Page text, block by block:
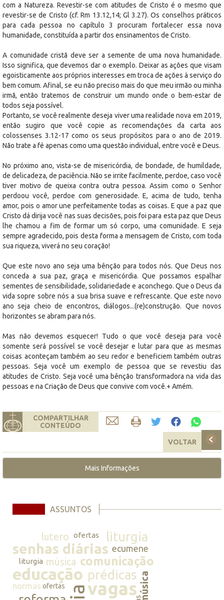
com a Natureza. Revestir-se com atitudes de Cristo é o mesmo que
revestir-se de Cristo (cf. Rm 13.12,14; Gl 3.27). Os conselhos práticos
para cada pessoa no capítulo 3 procuram fortalecer essa nova
humanidade, constituída a partir dos ensinamentos de Cristo.
A comunidade cristã deve ser a semente de uma nova humanidade.
Isso significa, que devemos dar o exemplo. Deixar as ações que visam
egoisticamente aos próprios interesses em troca de ações à serviço do
bem comum. Afinal, se eu não preciso mais do que meu irmão ou minha
irmã, então tratemos de construir um mundo onde o bem-estar de
todos seja possível.
Portanto, se você realmente deseja viver uma realidade nova em 2019,
então sugiro que você copie as recomendações da carta aos
colossenses 3.12-17 como os seus propósitos para o ano de 2019.
Não trate a fé apenas como uma questão individual, entre você e Deus.
No próximo ano, vista-se de misericórdia, de bondade, de humildade,
de delicadeza, de paciência. Não se irrite facilmente, perdoe, caso você
tiver motivo de queixa contra outra pessoa. Assim como o Senhor
perdoou você, perdoe com generosidade. E, acima de tudo, tenha
amor, pois o amor une perfeitamente todas as coisas. E que a paz que
Cristo dá dirija você nas suas decisões, pois foi para esta paz que Deus
lhe chamou a fim de formar um só corpo, uma comunidade. E seja
sempre agradecido, pois desta forma a mensagem de Cristo, com toda
sua riqueza, viverá no seu coração!
Que este novo ano seja uma bênção para todos nós. Que Deus nos
conceda a sua paz, graça e misericórdia. Que possamos espalhar
sementes de sensibilidade, solidariedade e aconchego. Que o Deus da
vida sopre sobre nós a sua brisa suave e refrescante. Que este novo
ano seja cheio de encontros, diálogos...(re)construção. Que novos
horizontes se abram para nós.
Mas não devemos esquecer! Tudo o que você deseja para você
somente será possível se você desejar e lutar para que as mesmas
coisas aconteçam também ao seu redor e beneficiem também outras
pessoas. Seja você um exemplo de pessoa que se revestiu das
atitudes de Cristo. Seja você uma bênção transformadora na vida das
pessoas e na Criação de Deus que convive com você.+ Amém.
COMPARTILHAR
CONTEÚDO
VOLTAR
Mais Informações
ASSUNTOS
lutero ofertas liturgia
senhas diárias ecumene
liturgia música comunicação
educação prédicasmúsica
normas ofertas vagas